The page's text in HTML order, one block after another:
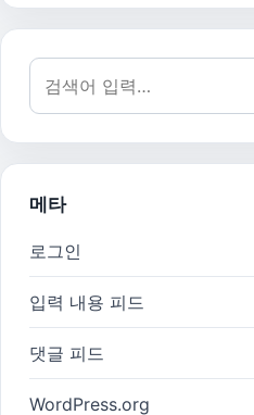
검색어:
메타
로그인
입력 내용 피드
댓글 피드
WordPress.org